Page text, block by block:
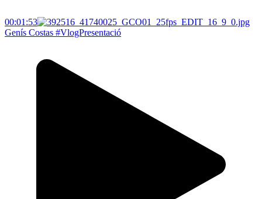
00:01:53
Genís Costas #VlogPresentació